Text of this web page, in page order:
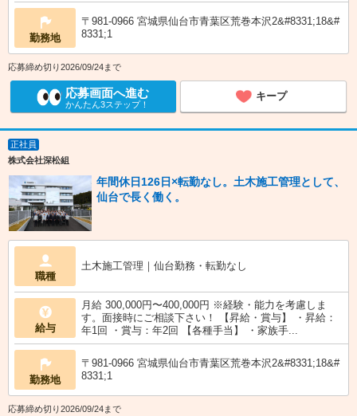
勤務地
〒981-0966 宮城県仙台市青葉区荒巻本沢2&#8331;18&#
8331;1
応募締め切り2026/09/24まで
応募画面へ進む
かんたん3ステップ！
キープ
正社員
株式会社深松組
年間休日126日×転勤なし。土木施工管理として、
仙台で長く働く。
職種
土木施工管理｜仙台勤務・転勤なし
給与
月給 300,000円〜400,000円 ※経験・能力を考慮しま
す。面接時にご相談下さい！ 【昇給・賞与】 ・昇給：
年1回 ・賞与：年2回 【各種手当】 ・家族手...
勤務地
〒981-0966 宮城県仙台市青葉区荒巻本沢2&#8331;18&#
8331;1
応募締め切り2026/09/24まで